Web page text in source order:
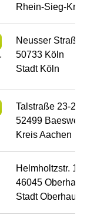
Rhein-Sieg-
Neusser Straße
50733 Köln
Stadt Köln
Talstraße 23-25
52499
Kreis Aachen
Helmholtzstr.
46045
Stadt